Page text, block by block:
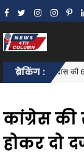
ब्रेकिंग :
रविदास की 650वीं जयंती
कांग्रेस की
होकर दो